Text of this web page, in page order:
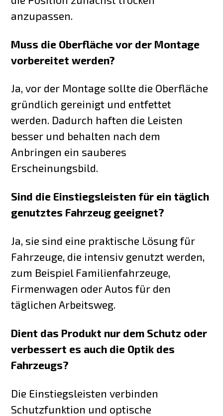
anzupassen.
Muss die Oberfläche vor der Montage
vorbereitet werden?
Ja, vor der Montage sollte die Oberfläche
gründlich gereinigt und entfettet
werden. Dadurch haften die Leisten
besser und behalten nach dem
Anbringen ein sauberes
Erscheinungsbild.
Sind die Einstiegsleisten für ein täglich
genutztes Fahrzeug geeignet?
Ja, sie sind eine praktische Lösung für
Fahrzeuge, die intensiv genutzt werden,
zum Beispiel Familienfahrzeuge,
Firmenwagen oder Autos für den
täglichen Arbeitsweg.
Dient das Produkt nur dem Schutz oder
verbessert es auch die Optik des
Fahrzeugs?
Die Einstiegsleisten verbinden
Schutzfunktion und optische